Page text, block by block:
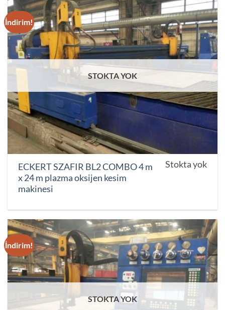
İndirim!
STOKTA YOK
ECKERT SZAFIR BL2 COMBO 4 m
x 24 m plazma oksijen kesim
makinesi
Stokta yok
İndirim!
STOKTA YOK